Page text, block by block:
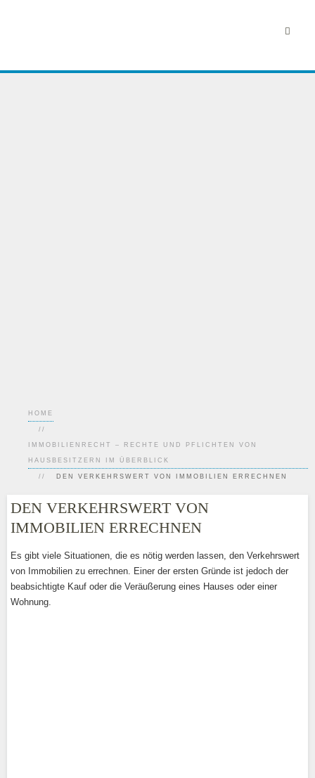
HOME
IMMOBILIENRECHT – RECHTE UND PFLICHTEN VON
HAUSBESITZERN IM ÜBERBLICK
DEN VERKEHRSWERT VON IMMOBILIEN ERRECHNEN
DEN VERKEHRSWERT VON
IMMOBILIEN ERRECHNEN
Es gibt viele Situationen, die es nötig werden lassen, den Verkehrswert
von Immobilien zu errechnen. Einer der ersten Gründe ist jedoch der
beabsichtigte Kauf oder die Veräußerung eines Hauses oder einer
Wohnung.